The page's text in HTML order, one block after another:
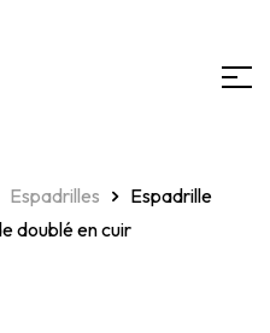
Espadrilles
Espadrille
doublé en cuir